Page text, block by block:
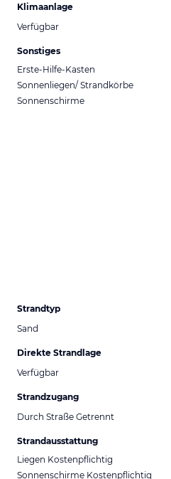
Klimaanlage
Verfügbar
Sonstiges
Erste-Hilfe-Kasten
Sonnenliegen/ Strandkörbe
Sonnenschirme
Strandtyp
Sand
Direkte Strandlage
Verfügbar
Strandzugang
Durch Straße Getrennt
Strandausstattung
Liegen Kostenpflichtig
Sonnenschirme Kostenpflichtig